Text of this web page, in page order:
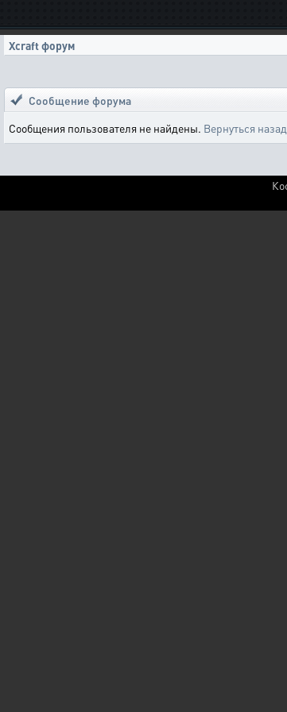
Xcraft форум
Сообщение форума
Сообщения пользователя не найдены. Вернуться назад